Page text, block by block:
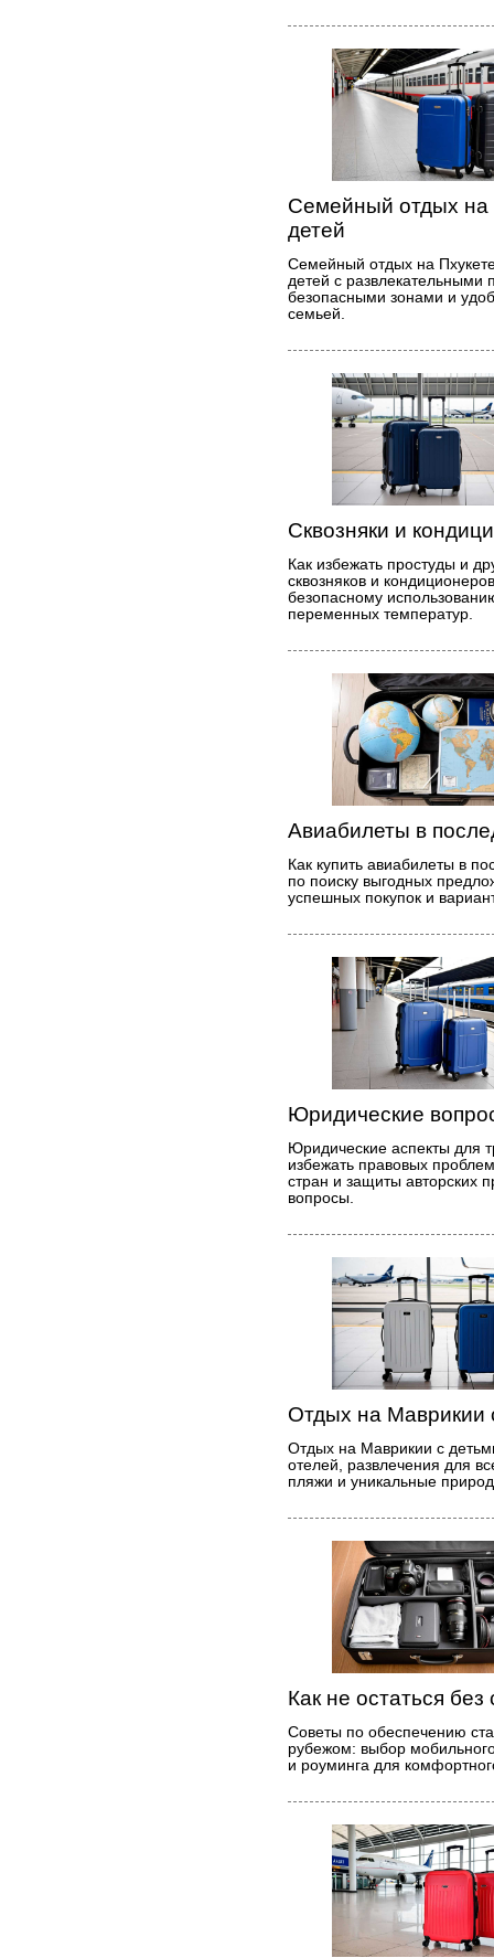
Семейный отдых на
детей
Семейный отдых на
детей с развлекательными
безопасными зонами и
семьей.
Сквозняки и
Как избежать простуды и
сквозняков и
безопасному
переменных температур.
Авиабилеты в
Как купить авиабилеты в
по поиску выгодных
успешных покупок и
Юридические
Юридические аспекты для
избежать правовых
стран и защиты авторских
вопросы.
Отдых на Маврикии
Отдых на Маврикии с
отелей, развлечения для
пляжи и уникальные
Как не остаться без
Советы по обеспечению
рубежом: выбор
и роуминга для